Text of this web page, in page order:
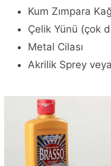
Kum Zımpara
Çelik Yünü (çok
Metal Cilası
Akrilik Sprey